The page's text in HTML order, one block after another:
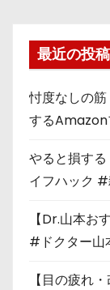
最近の投稿
忖度なしの
するAmazon
やると損す
イフハック
【Dr.山本お
#ドクター
【目の疲れ